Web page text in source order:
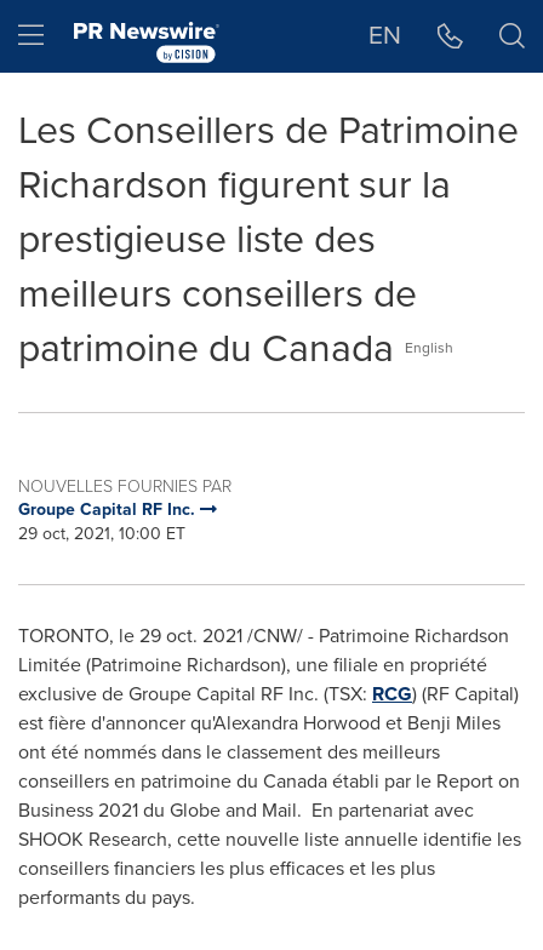
Hamburger menu EN
Les Conseillers de Patrimoine
Richardson figurent sur la
prestigieuse liste des
meilleurs conseillers de
patrimoine du Canada
English
NOUVELLES FOURNIES PAR
Groupe Capital RF Inc.
29 oct, 2021, 10:00 ET
TORONTO, le29 oct. 2021/CNW/ - Patrimoine Richardson
Limitée (Patrimoine Richardson), une filiale en propriété
exclusive de Groupe Capital RF Inc. (TSX: RCG) (RF Capital)
est fière d'annoncer qu'Alexandra Horwood et Benji Miles
ont été nommés dans le classement des meilleurs
conseillers en patrimoine du Canadaétabli par le Report on
Business 2021 du Globe and Mail. En partenariat avec
SHOOK Research, cette nouvelle liste annuelle identifie les
conseillers financiers les plus efficaces et les plus
performants du pays.